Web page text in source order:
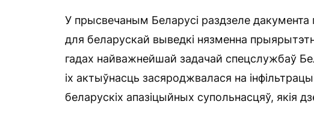
У прысвечаным Беларусі раздзеле
для беларускай выведкі нязменна
гадах найважнейшай задачай спецслужбаў
іх актыўнасць засяроджвалася на
беларускіх апазіцыйных супольнасцяў, якія